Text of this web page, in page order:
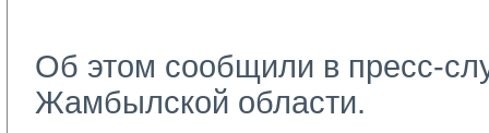
Об этом сообщили в пресс-
Жамбылской области.